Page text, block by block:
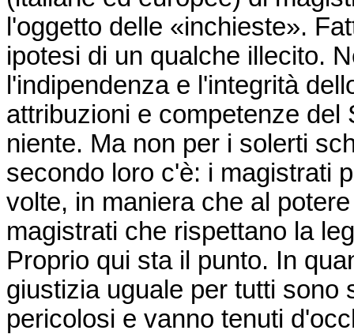
l'oggetto delle «inchieste».
ipotesi di un qualche illecito.
l'indipendenza e l'integrità
attribuzioni e competenze
niente. Ma non per i solerti
secondo loro c'è: i magistrati
volte, in maniera che al
magistrati che rispettano la
Proprio qui sta il punto. In
giustizia uguale per tutti sono
pericolosi e vanno tenuti